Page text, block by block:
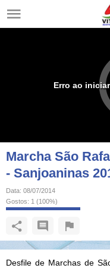
Erro ao
Marcha São
- Sanjoaninas
Data: 08/07/2014
Gostos: 1 (100%)
Desfile de Marchas de